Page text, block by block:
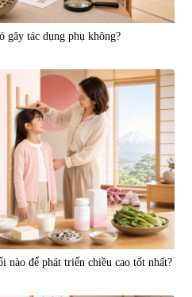
gây tác dụng phụ không?
nào để phát triển chiều cao tốt nhất?